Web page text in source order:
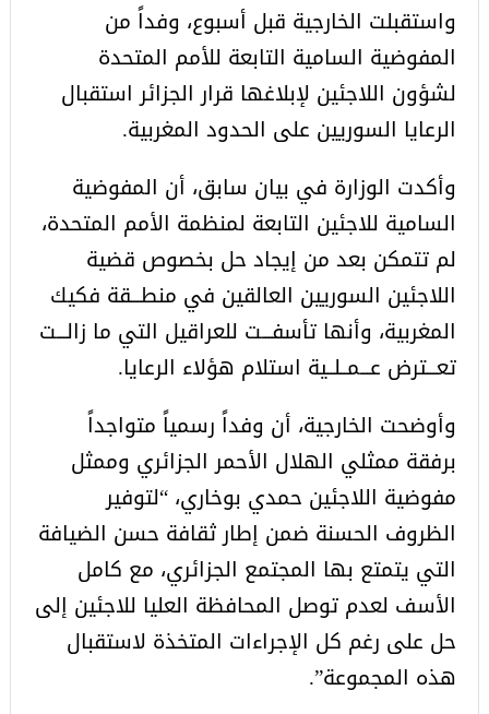
واستقبلت الخارجية قبل أسبوع، وفداً من
المفوضية السامية التابعة للأمم المتحدة
لشؤون اللاجئين لإبلاغها قرار الجزائر استقبال
الرعايا السوريين على الحدود المغربية.
وأكدت الوزارة في بيان سابق، أن المفوضية
السامية للاجئين التابعة لمنظمة الأمم المتحدة،
لم تتمكن بعد من إيجاد حل بخصوص قضية
اللاجئين السوريين العالقين في منطـــقة فكيك
المغربية، وأنها تأسفـــت للعراقيل التي ما زالـــت
تعـــترض عـــمــلــية استلام هؤلاء الرعايا.
وأوضحت الخارجية، أن وفداً رسمياً متواجداً
برفقة ممثلي الهلال الأحمر الجزائري وممثل
مفوضية اللاجئين حمدي بوخاري، “لتوفير
الظروف الحسنة ضمن إطار ثقافة حسن الضيافة
التي يتمتع بها المجتمع الجزائري، مع كامل
الأسف لعدم توصل المحافظة العليا للاجئين إلى
حل على رغم كل الإجراءات المتخذة لاستقبال
هذه المجموعة”.